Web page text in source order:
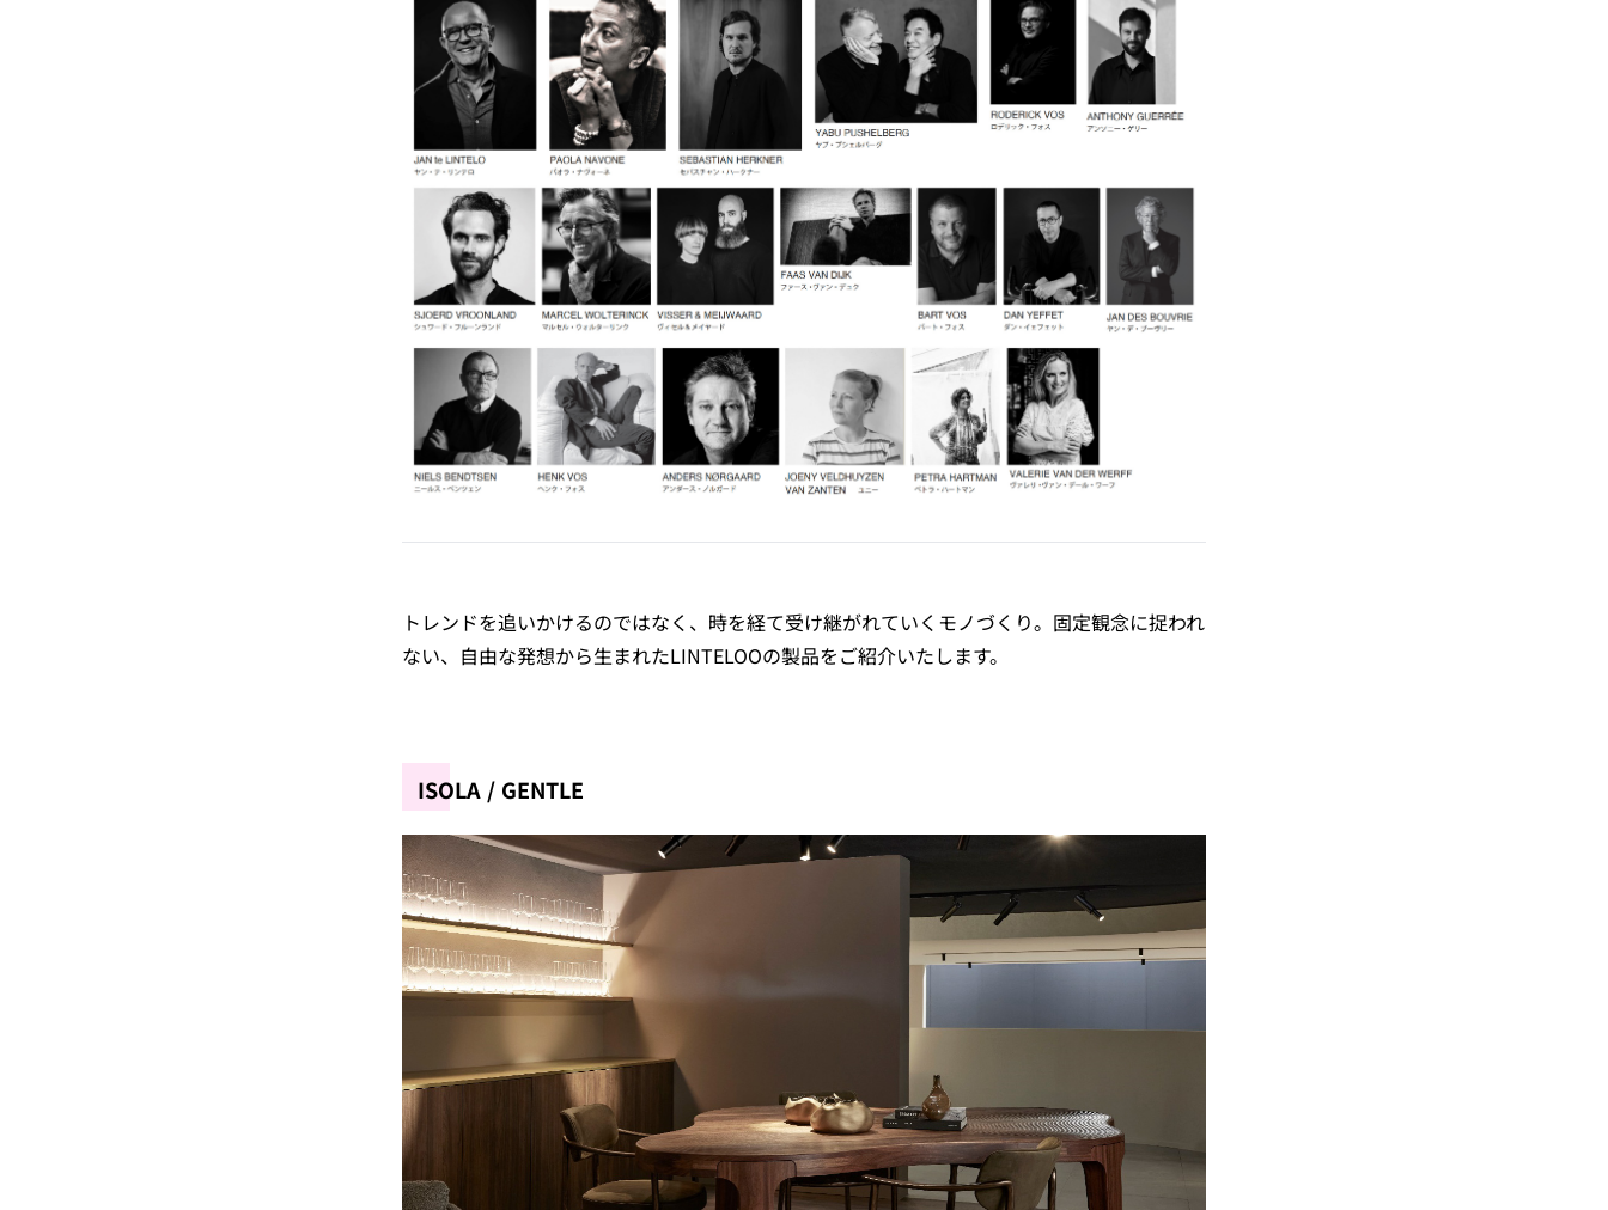
トレンドを追いかけるのではなく、時を経て受け継がれていくモノづくり。固定観念に捉われ
ない、自由な発想から生まれたLINTELOOの製品をご紹介いたします。
ISOLA / GENTLE